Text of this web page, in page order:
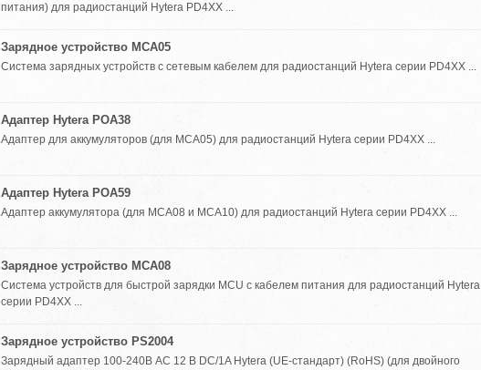
питания) для радиостанций Hytera PD4XX ...
Зарядное устройство MCA05
Система зарядных устройств с сетевым кабелем для радиостанций Hytera серии PD4XX ...
Адаптер Hytera POA38
Адаптер для аккумуляторов (для MCA05) для радиостанций Hytera серии PD4XX ...
Адаптер Hytera POA59
Адаптер аккумулятора (для MCA08 и MCA10) для радиостанций Hytera серии PD4XX ...
Зарядное устройство MCA08
Система устройств для быстрой зарядки MCU с кабелем питания для радиостанций Hytera
серии PD4XX ...
Зарядное устройство PS2004
Зарядный адаптер 100-240В AC 12 В DC/1A Hytera (UE-стандарт) (RoHS) (для двойного